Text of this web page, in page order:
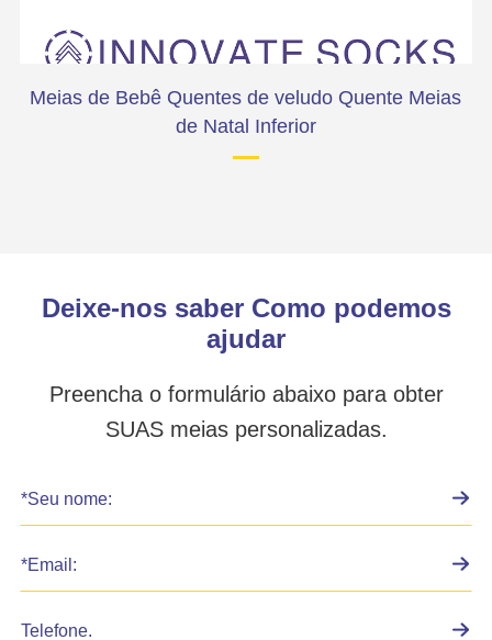
Meias de Bebê Quentes de veludo Quente Meias
de Natal Inferior
Deixe-nos saber Como podemos
ajudar
Preencha o formulário abaixo para obter
SUAS meias personalizadas.